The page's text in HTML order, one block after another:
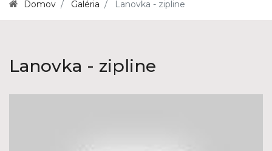
Domov Galéria Lanovka - zipline
Lanovka - zipline